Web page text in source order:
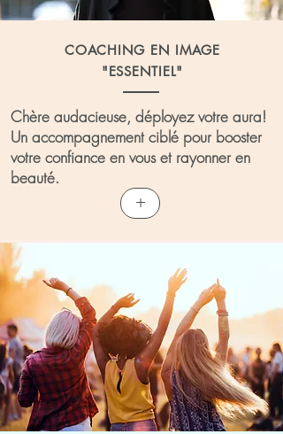
COACHING EN IMAGE
"ESSENTIEL"
Chère audacieuse, déployez votre aura!
Un accompagnement ciblé pour booster
votre confiance en vous et rayonner en
beauté.
+